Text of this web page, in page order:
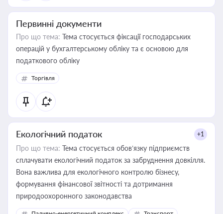
Первинні документи
Про що тема: Тема стосується фіксації господарських
операцій у бухгалтерському обліку та є основою для
податкового обліку
Торгівля
Екологічний податок +1
Про що тема: Тема стосується обов’язку підприємств
сплачувати екологічний податок за забруднення довкілля.
Вона важлива для екологічного контролю бізнесу,
формування фінансової звітності та дотримання
природоохоронного законодавства